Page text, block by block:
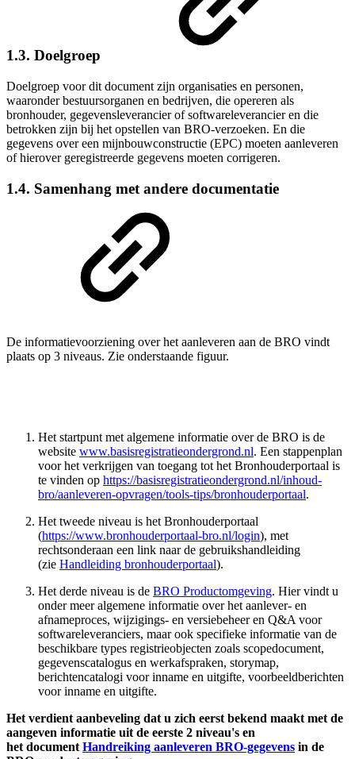
1.3. Doelgroep
Doelgroep voor dit document zijn organisaties en personen,
waaronder bestuursorganen en bedrijven, die opereren als
bronhouder, gegevensleverancierof softwareleverancier en die
betrokken zijn bij het opstellen van BRO-verzoeken. En die
gegevens over een mijnbouwconstructie (EPC) moeten aanleveren
of hierover geregistreerde gegevens moeten corrigeren.
1.4. Samenhang met andere documentatie
De informatievoorziening over het aanleveren aan de BRO vindt
plaats op 3 niveaus. Zie onderstaande figuur.
Het startpunt met algemene informatie over de BRO is de
website www.basisregistratieondergrond.nl. Een stappenplan
voor het verkrijgen van toegang tot het Bronhouderportaal is
te vinden op https://basisregistratieondergrond.nl/inhoud-
bro/aanleveren-opvragen/tools-tips/bronhouderportaal.
Het tweede niveau is het Bronhouderportaal
(https://www.bronhouderportaal-bro.nl/login), met
rechtsonderaan een link naar de gebruikshandleiding
(zie Handleiding bronhouderportaal).
Het derde niveau is de BRO Productomgeving. Hier vindt u
onder meer algemene informatie over het aanlever- en
afnameproces, wijzigings- en versiebeheer en Q&A voor
softwareleveranciers, maar ook specifieke informatie van de
beschikbare types registrieobjecten zoals scopedocument,
gegevenscatalogus en werkafspraken, storymap,
berichtencatalogi voor inname en uitgifte, voorbeeldberichten
voor inname en uitgifte.
Het verdient aanbeveling dat u zich eerst bekend maakt met de
aangeven informatie uit de eerste 2 niveau's en
het document Handreiking aanleveren BRO-gegevens in de